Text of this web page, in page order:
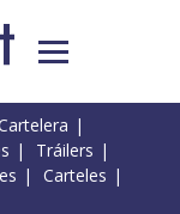
Tráilers
Carteles